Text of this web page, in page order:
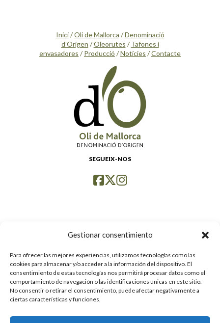
Gestionar consentimiento
Para ofrecer las mejores experiencias, utilizamos tecnologías como las
cookies para almacenar y/o acceder a la información del dispositivo. El
consentimiento de estas tecnologías nos permitirá procesar datos como el
comportamiento de navegación o las identificaciones únicas en este sitio.
No consentir o retirar el consentimiento, puede afectar negativamente a
ciertas características y funciones.
Inici/Oli de Mallorca /Denominació
d’Origen /Oleorutes / Tafones i
envasadores / Producció /Notícies /Contacte
SEGUEIX-NOS
Política de privacidad
Avís legal
Cookies